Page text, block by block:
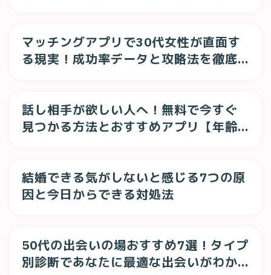
マッチングアプリで30代女性が直面す
る現実！成功率データと攻略法を徹底
話し相手が欲しい人へ！無料で今すぐ
見つかる方法とおすすめアプリ【年齢
結婚できる気がしないと感じる7つの原
因と今日からできる対処法
50代の出会いの場おすすめ7選！タイプ
別診断であなたに最適な出会いがわか